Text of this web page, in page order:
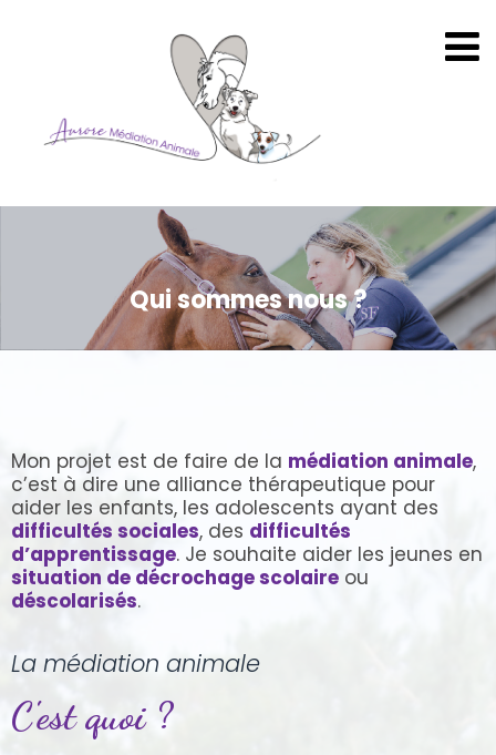
Qui sommes nous ?
Mon projet est de faire de la médiation animale,
c’est à dire une alliance thérapeutique pour
aider les enfants, les adolescents ayant des
difficultés sociales, des difficultés
d’apprentissage. Je souhaite aider les jeunes en
situation de décrochage scolaire ou
déscolarisés.
La médiation animale
C'est quoi ?